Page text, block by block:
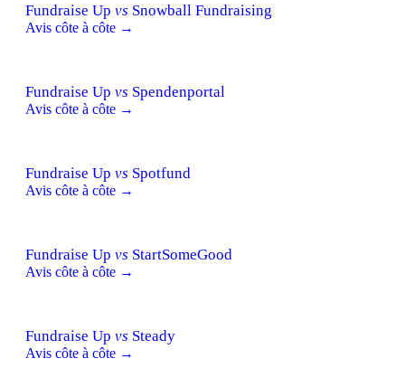
Fundraise Up vs Snowball Fundraising
Avis côte à côte →
Fundraise Up vs Spendenportal
Avis côte à côte →
Fundraise Up vs Spotfund
Avis côte à côte →
Fundraise Up vs StartSomeGood
Avis côte à côte →
Fundraise Up vs Steady
Avis côte à côte →